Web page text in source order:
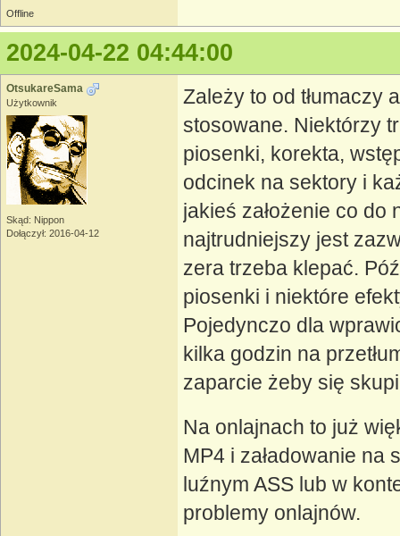
Offline
2024-04-22 04:44:00
OtsukareSama
Użytkownik
Skąd: Nippon
Dołączył: 2016-04-12
Zależy to od tłumaczy
stosowane. Niektórzy
piosenki, korekta,
odcinek na sektory i
jakieś założenie co do
najtrudniejszy jest
zera trzeba klepać.
piosenki i niektóre
Pojedynczo dla
kilka godzin na
zaparcie żeby się
Na onlajnach to już
MP4 i załadowanie
luźnym ASS lub w
problemy onlajnów.